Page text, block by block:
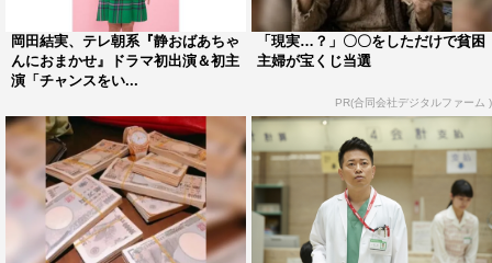
岡田結実、テレ朝系『静おばあちゃ
んにおまかせ』ドラマ初出演＆初主
演「チャンスをい...
「現実…？」〇〇をしただけで貧困
主婦が宝くじ当選
PR(合同会社デジタルファーム )